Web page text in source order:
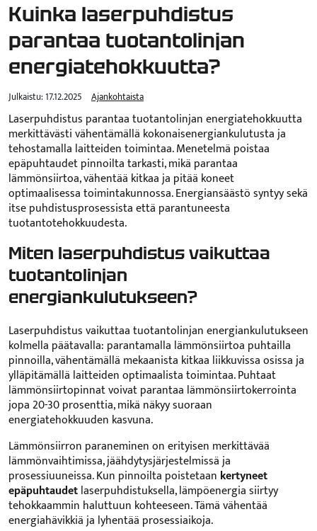
Kuinka laserpuhdistus
parantaa tuotantolinjan
energiatehokkuutta?
Julkaistu:17.12.2025 Ajankohtaista
Laserpuhdistus parantaa tuotantolinjan energiatehokkuutta
merkittävästi vähentämällä kokonaisenergiankulutusta ja
tehostamalla laitteiden toimintaa. Menetelmä poistaa
epäpuhtaudet pinnoilta tarkasti, mikä parantaa
lämmönsiirtoa, vähentää kitkaa ja pitää koneet
optimaalisessa toimintakunnossa. Energiansäästö syntyy sekä
itse puhdistusprosessista että parantuneesta
tuotantotehokkuudesta.
Miten laserpuhdistus vaikuttaa
tuotantolinjan
energiankulutukseen?
Laserpuhdistus vaikuttaa tuotantolinjan energiankulutukseen
kolmella päätavalla: parantamalla lämmönsiirtoa puhtailla
pinnoilla, vähentämällä mekaanista kitkaa liikkuvissa osissa ja
ylläpitämällä laitteiden optimaalista toimintaa. Puhtaat
lämmönsiirtopinnat voivat parantaa lämmönsiirtokerrointa
jopa 20-30 prosenttia, mikä näkyy suoraan
energiatehokkuuden kasvuna.
Lämmönsiirron paraneminen on erityisen merkittävää
lämmönvaihtimissa, jäähdytysjärjestelmissä ja
prosessiuuneissa. Kun pinnoilta poistetaan kertyneet
epäpuhtaudetlaserpuhdistuksella, lämpöenergia siirtyy
tehokkaammin haluttuun kohteeseen. Tämä vähentää
energiahävikkiä ja lyhentää prosessiaikoja.